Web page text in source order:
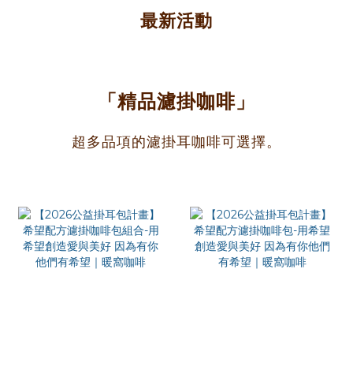
最新活動
「精品濾掛咖啡」
超多品項的濾掛耳咖啡可選擇。